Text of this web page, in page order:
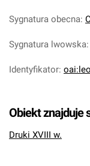
Sygnatura obecna:
Sygnatura lwowska:
Identyfikator:
Obiekt znajduje
Druki XVIII w.